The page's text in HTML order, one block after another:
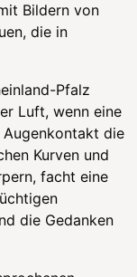
Bildern von
die in
Pfalz
Luft, wenn eine
die
Kurven und
facht eine
die Gedanken